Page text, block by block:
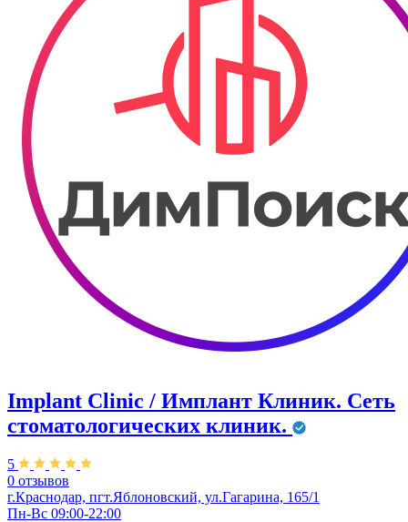
Implant Clinic / Имплант Клиник. Сеть
стоматологических клиник.
5
0 отзывов
г.Краснодар, пгт.Яблоновский, ул.Гагарина, 165/1
Пн-Вс 09:00-22:00